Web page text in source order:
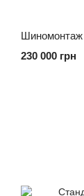
230 000 грн